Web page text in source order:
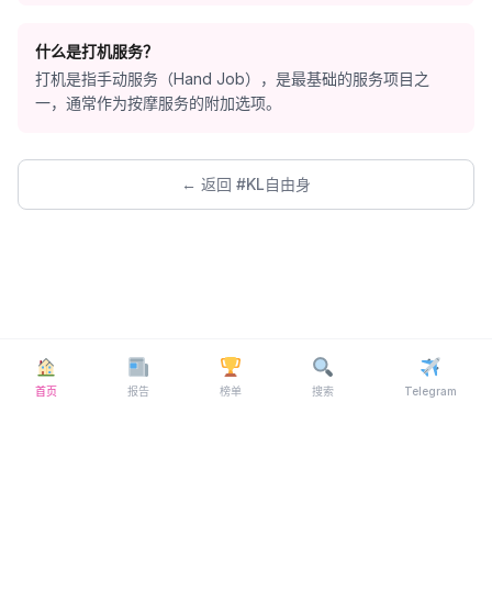
什么是打机服务？
打机是指手动服务（Hand Job），是最基础的服务项目之
一，通常作为按摩服务的附加选项。
← 返回 #KL自由身
首页 报告 榜单 搜索 Telegram